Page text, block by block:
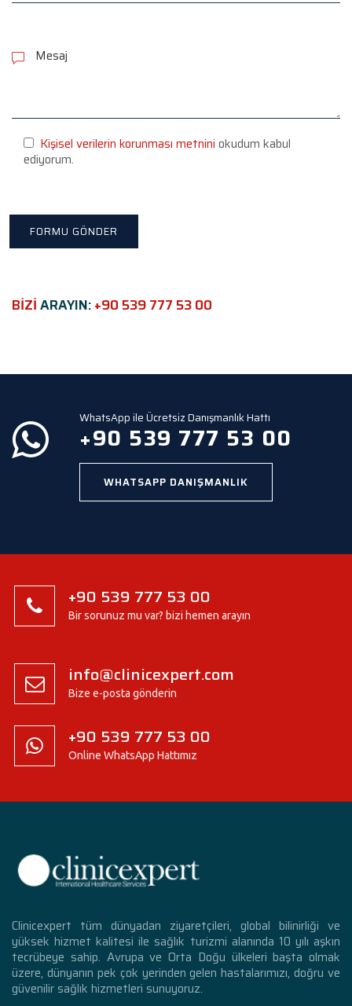
l
e
h
s
e
l
p
Kişisel verilerin korunması metnini okudum kabul
ediyorum.
BİZİARAYIN:+90 539 777 53 00
WhatsApp ile Ücretsiz Danışmanlık Hattı
+90 539 777 53 00
WHATSAPP DANIŞMANLIK
+90 539 777 53 00
Bir sorunuz mu var? bizi hemen arayın
info@clinicexpert.com
Bize e-posta gönderin
+90 539 777 53 00
Online WhatsApp Hattımız
Clinicexpert tüm dünyadan ziyaretçileri, global bilinirliği ve
yüksek hizmet kalitesi ile sağlık turizmi alanında 10 yılı aşkın
tecrübeye sahip. Avrupa ve Orta Doğu ülkeleri başta olmak
üzere, dünyanın pek çok yerinden gelen hastalarımızı, doğru ve
güvenilir sağlık hizmetleri sunuyoruz.